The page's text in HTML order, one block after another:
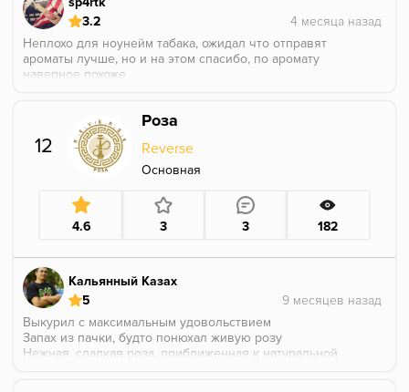
3.2
Неплохо для ноунейм табака, ожидал что отправят
ароматы лучше, но и на этом спасибо, по аромату
наверное похоже
12
Роза
Reverse
Основная
4.6 3 3 182
Кальянный Казах
5
Выкурил с максимальным удовольствием
Запах из пачки, будто понюхал живую розу
Нежная, сладкая роза, приближенная к натуральной